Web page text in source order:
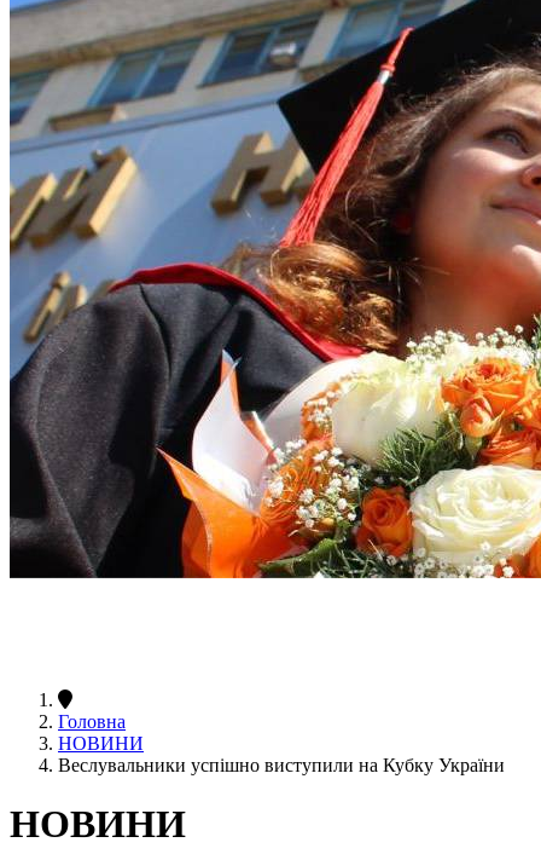
Головна
НОВИНИ
Веслувальники успішно виступили на Кубку України
НОВИНИ